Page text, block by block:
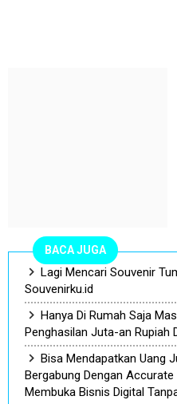
BACA JUGA
Lagi Mencari Souvenir
Souvenirku.id
Hanya Di Rumah Saja
Penghasilan Juta-an Rupiah
Bisa Mendapatkan Uang
Bergabung Dengan
Membuka Bisnis Digital